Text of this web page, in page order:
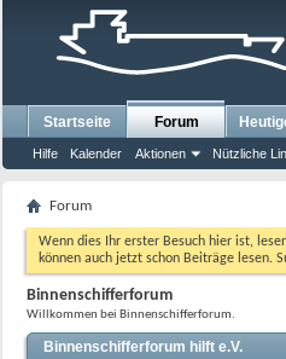
Startseite Forum
Hilfe Kalender Aktionen Nützliche
Forum
Wenn dies Ihr erster Besuch hier ist,
können auch jetzt schon Beiträge lesen.
Binnenschifferforum
Willkommen bei Binnenschifferforum.
Binnenschifferforum hilft e.V.